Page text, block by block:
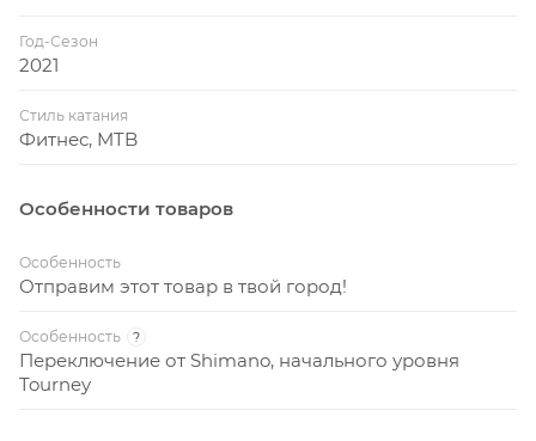
Год-Сезон
2021
Стиль катания
Фитнес, MTB
Особенности товаров
Особенность
Отправим этот товар в твой город!
Особенность ?
Переключение от Shimano, начального уровня
Tourney